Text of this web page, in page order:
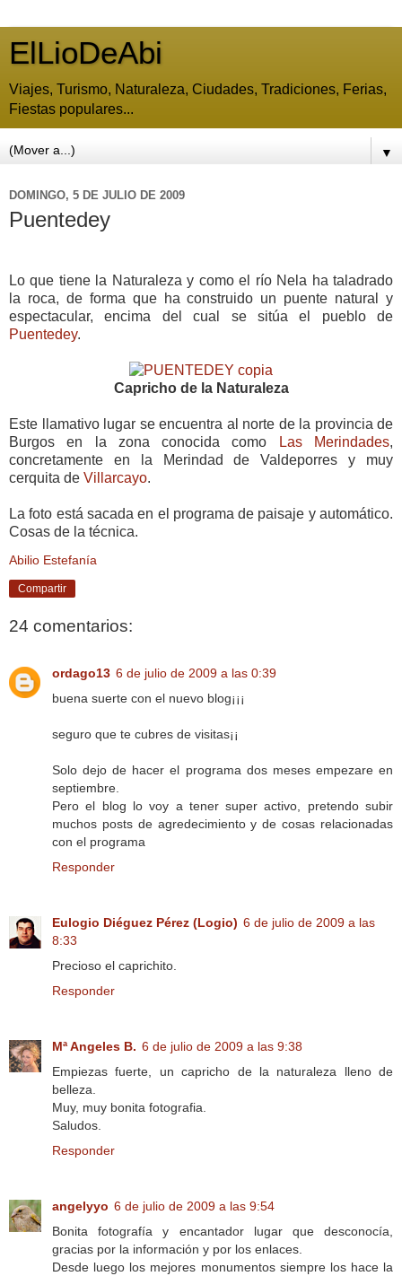
ElLioDeAbi
Viajes, Turismo, Naturaleza, Ciudades, Tradiciones, Ferias,
Fiestas populares...
▼
DOMINGO, 5 DE JULIO DE 2009
Puentedey
Lo que tiene la Naturaleza y como el río Nela ha taladrado
la roca, de forma que ha construido un puente natural y
espectacular, encima del cual se sitúa el pueblo de
Puentedey.
Capricho de la Naturaleza
Este llamativo lugar se encuentra al norte de la provincia de
Burgos en la zona conocida como
Las Merindades,
concretamente en la Merindad de Valdeporres y muy
cerquita de Villarcayo.
La foto está sacada en el programa de paisaje y automático.
Cosas de la técnica.
Abilio Estefanía
Compartir
24 comentarios:
ordago13 6 de julio de 2009 a las 0:39
buena suerte con el nuevo blog¡¡¡
seguro que te cubres de visitas¡¡
Solo dejo de hacer el programa dos meses empezare en
septiembre.
Pero el blog lo voy a tener super activo, pretendo subir
muchos posts de agredecimiento y de cosas relacionadas
con el programa
Responder
Eulogio Diéguez Pérez (Logio) 6 de julio de 2009 a las
8:33
Precioso el caprichito.
Responder
Mª Angeles B. 6 de julio de 2009 a las 9:38
Empiezas fuerte, un capricho de la naturaleza lleno de
belleza.
Muy, muy bonita fotografia.
Saludos.
Responder
angelyyo 6 de julio de 2009 a las 9:54
Bonita fotografía y encantador lugar que desconocía,
gracias por la información y por los enlaces.
Desde luego los mejores monumentos siempre los hace la